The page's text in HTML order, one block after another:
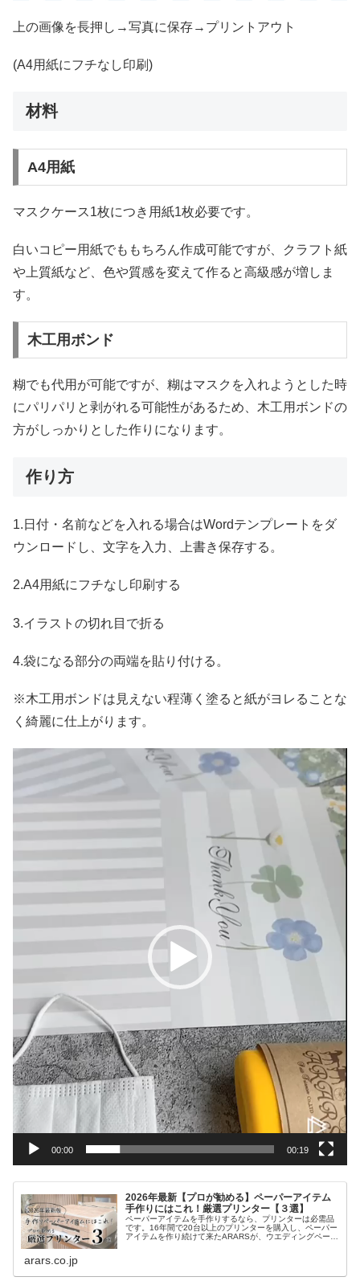
上の画像を長押し→写真に保存→プリントアウト
(A4用紙にフチなし印刷)
材料
A4用紙
マスクケース1枚につき用紙1枚必要です。
白いコピー用紙でももちろん作成可能ですが、クラフト紙
や上質紙など、色や質感を変えて作ると高級感が増しま
す。
木工用ボンド
糊でも代用が可能ですが、糊はマスクを入れようとした時
にパリパリと剥がれる可能性があるため、木工用ボンドの
方がしっかりとした作りになります。
作り方
1.日付・名前などを入れる場合はWordテンプレートをダ
ウンロードし、文字を入力、上書き保存する。
2.A4用紙にフチなし印刷する
3.イラストの切れ目で折る
4.袋になる部分の両端を貼り付ける。
※木工用ボンドは見えない程薄く塗ると紙がヨレることな
く綺麗に仕上がります。
プ
レ
ー
ヤ
00:00 00:19
2026年最新【プロが勧める】ペーパーアイテム
手作りにはこれ！厳選プリンター【３選】
ペーパーアイテムを手作りするなら、プリンターは必需品
です。16年間で20台以上のプリンターを購入し、ペーパー
アイテムを作り続けて来たARARSが、ウエディングペーパ
arars.co.jp